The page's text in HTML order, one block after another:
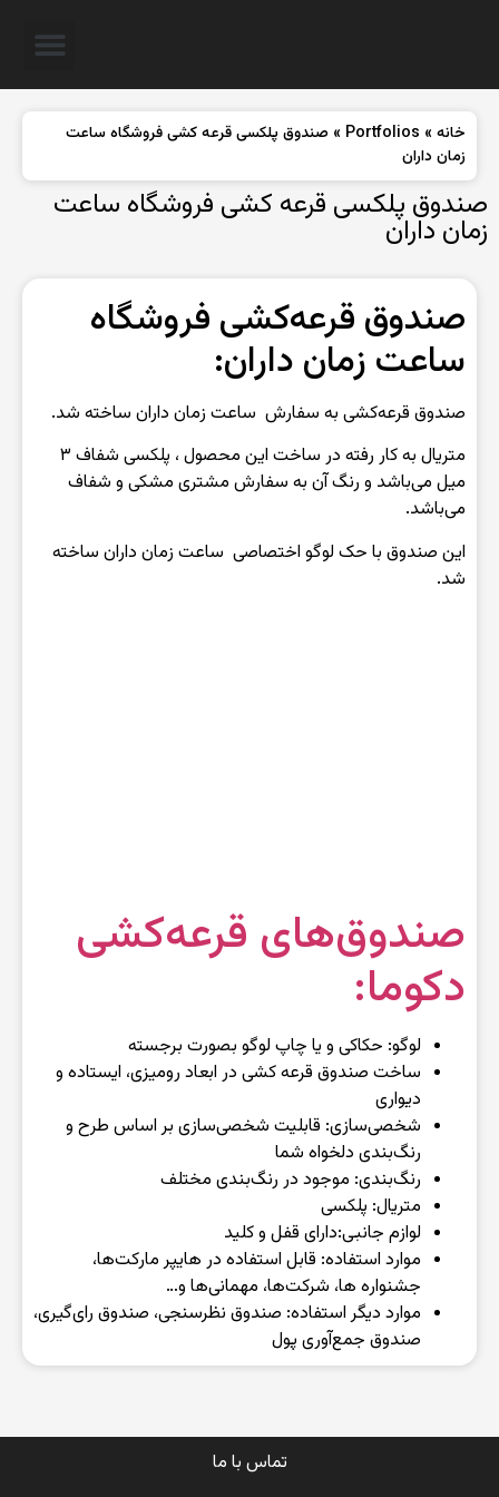
خانه »
Portfolios
» صندوق پلکسی قرعه کشی فروشگاه ساعت
زمان داران
صندوق پلکسی قرعه کشی فروشگاه ساعت
زمان داران
صندوق قرعه‌کشی فروشگاه
ساعت زمان داران:
صندوق قرعه‌کشی به سفارش ساعت زمان داران ساخته شد.
متریال به کار رفته در ساخت این محصول ، پلکسی شفاف ۳
میل می‌باشد و رنگ آن به سفارش مشتری مشکی و شفاف
می‌باشد.
این صندوق با حک لوگو اختصاصی ساعت زمان داران ساخته
شد.
صندوق‌های قرعه‌کشی
دکوما:
لوگو: حکاکی و یا چاپ لوگو بصورت برجسته
ساخت صندوق قرعه کشی در ابعاد رومیزی، ایستاده و
دیواری
شخصی‌سازی: قابلیت شخصی‌سازی بر اساس طرح و
رنگ‌بندی دلخواه شما
رنگ‌بندی: موجود در رنگ‌بندی مختلف
متریال: پلکسی
لوازم جانبی:‌دارای قفل و کلید
موارد استفاده: قابل استفاده در هایپر مارکت‌ها،
جشنواره ها، شرکت‌ها، مهمانی‌ها و…
موارد دیگر استفاده: صندوق نظرسنجی، صندوق رای‌گیری،
صندوق جمع‌آوری پول
تماس با ما